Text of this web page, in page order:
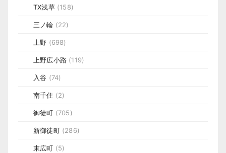
TX浅草(158)
三ノ輪 (22)
上野 (698)
上野広小路 (119)
入谷 (74)
南千住 (2)
御徒町 (705)
新御徒町(286)
末広町 (5)